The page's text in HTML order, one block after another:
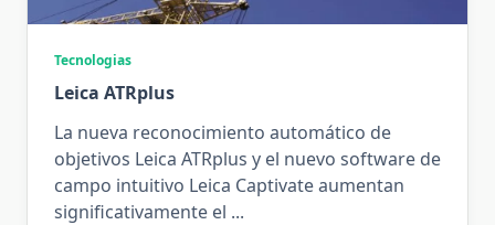
Tecnologias
Leica ATRplus
La nueva reconocimiento automático de
objetivos Leica ATRplus y el nuevo software de
campo intuitivo Leica Captivate aumentan
significativamente el ...